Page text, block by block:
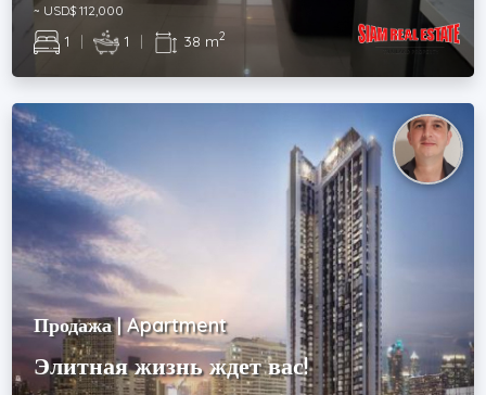
~ USD$ 112,000
1 | 1 | 38 m2
Продажа | Apartment
Элитная жизнь ждет вас!